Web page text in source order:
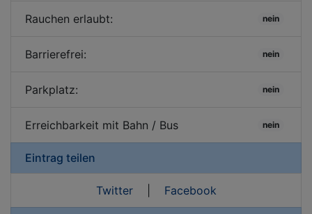
Rauchen erlaubt: nein
Barrierefrei: nein
Parkplatz: nein
Erreichbarkeit mit Bahn / Bus nein
Eintrag teilen
Twitter| Facebook